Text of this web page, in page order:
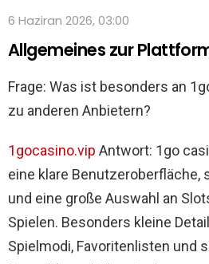
6 Haziran 2026, 03:00
Allgemeines zur
Frage: Was ist besonders an
zu anderen Anbietern?
1gocasino.vip Antwort: 1go
eine klare Benutzeroberfläche,
und eine große Auswahl an
Spielen. Besonders kleine
Spielmodi, Favoritenlisten und